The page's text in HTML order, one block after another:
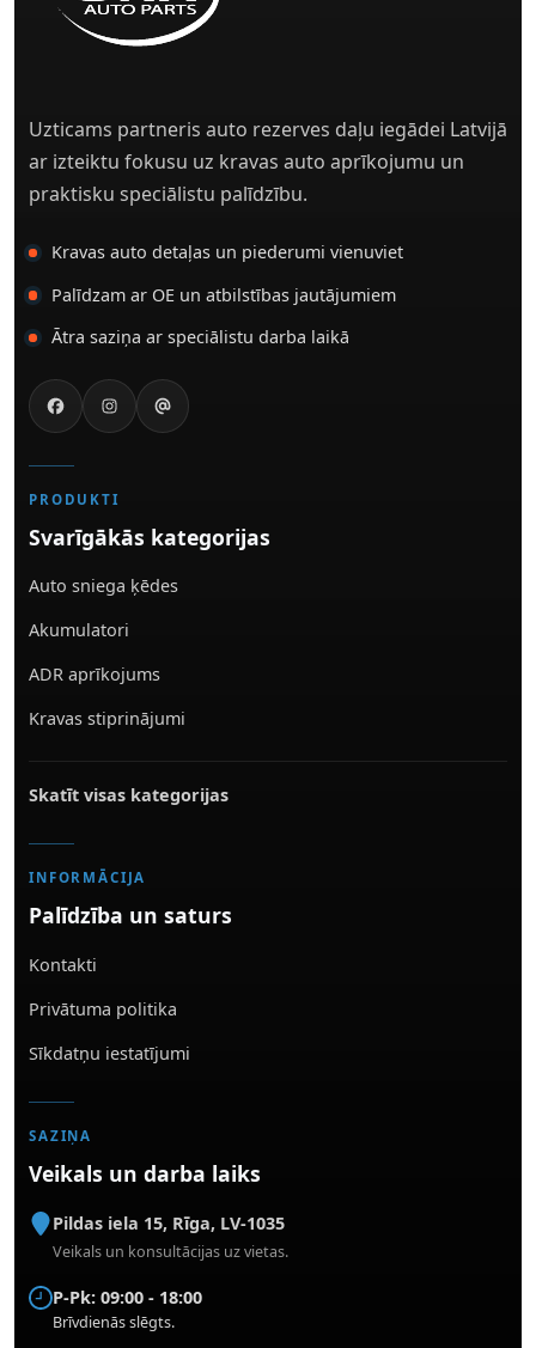
Uzticams partneris auto rezerves daļu iegādei Latvijā
ar izteiktu fokusu uz kravas auto aprīkojumu un
praktisku speciālistu palīdzību.
Kravas auto detaļas un piederumi vienuviet
Palīdzam ar OE un atbilstības jautājumiem
Ātra saziņa ar speciālistu darba laikā
PRODUKTI
Svarīgākās kategorijas
Auto sniega ķēdes
Akumulatori
ADR aprīkojums
Kravas stiprinājumi
Skatīt visas kategorijas
INFORMĀCIJA
Palīdzība un saturs
Kontakti
Privātuma politika
Sīkdatņu iestatījumi
SAZIŅA
Veikals un darba laiks
Pildas iela 15, Rīga, LV-1035
Veikals un konsultācijas uz vietas.
P-Pk: 09:00 - 18:00
Brīvdienās slēgts.